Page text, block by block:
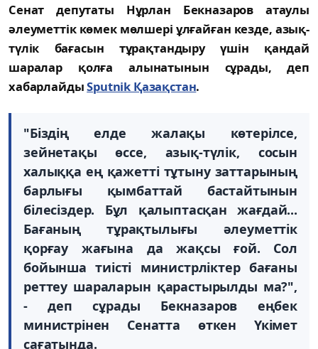
Сенат депутаты Нұрлан Бекназаров атаулы
әлеуметтік көмек мөлшері ұлғайған кезде, азық-
түлік бағасын тұрақтандыру үшін қандай
шаралар қолға алынатынын сұрады, деп
хабарлайдыSputnik Қазақстан.
"Біздің елде жалақы көтерілсе,
зейнетақы өссе, азық-түлік, сосын
халыққа ең қажетті тұтыну заттарының
барлығы қымбаттай бастайтынын
білесіздер. Бұл қалыптасқан жағдай...
Бағаның тұрақтылығы әлеуметтік
қорғау жағына да жақсы ғой. Сол
бойынша тиісті министрліктер бағаны
реттеу шараларын қарастырылды ма?",
- деп сұрады Бекназаров еңбек
министрінен Сенатта өткен Үкімет
сағатында.